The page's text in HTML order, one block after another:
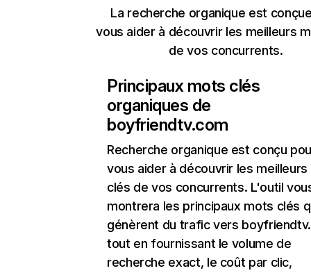
La recherche organique est
vous aider à découvrir les meilleurs
de vos concurrents.
Principaux mots clés
organiques de
boyfriendtv.com
Recherche organique est conçu
vous aider à découvrir les
clés de vos concurrents. L'outil
montrera les principaux mots clés
génèrent du trafic vers
tout en fournissant le volume de
recherche exact, le coût par clic,